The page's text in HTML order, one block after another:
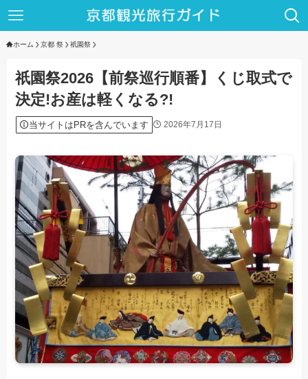
ホーム 京都 祭 祇園祭
祇園祭2026【前祭巡行順番】くじ取式で
決定!お産は軽くなる?!
当サイトはPRを含んでいます 2026年7月17日